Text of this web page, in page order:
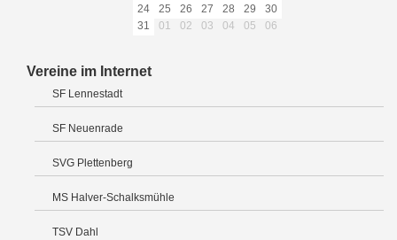
24
25 26 27 28 29
30
31
01 02 03 04 05 06
Vereine im Internet
SF Lennestadt
SF Neuenrade
SVG Plettenberg
MS Halver-Schalksmühle
TSV Dahl